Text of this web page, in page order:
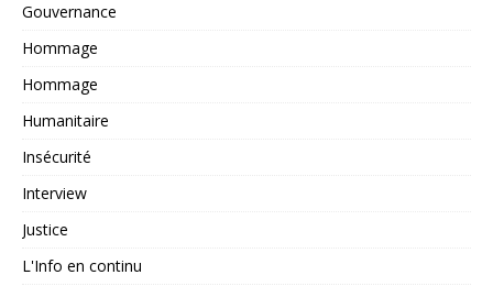
Gouvernance
Hommage
Hommage
Humanitaire
Insécurité
Interview
Justice
L'Info en continu